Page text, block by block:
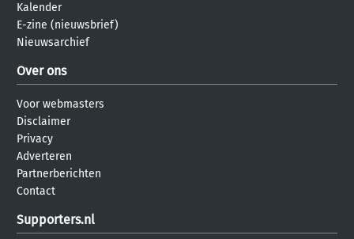
Kalender
E-zine (nieuwsbrief)
Nieuwsarchief
Over ons
Voor webmasters
Disclaimer
Privacy
Adverteren
Partnerberichten
Contact
Supporters.nl